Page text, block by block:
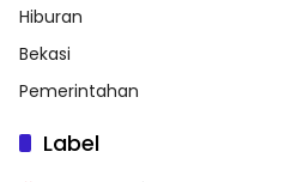
Hiburan
Bekasi
Pemerintahan
Label